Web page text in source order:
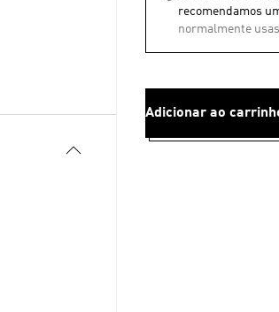
recomendamos
normalmente
Adicionar ao